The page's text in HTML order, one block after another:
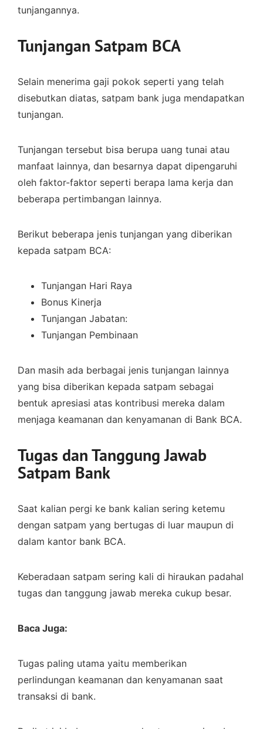
tunjangannya.
Tunjangan Satpam BCA
Selain menerima gaji pokok seperti yang telah
disebutkan diatas, satpam bank juga mendapatkan
tunjangan.
Tunjangan tersebut bisa berupa uang tunai atau
manfaat lainnya, dan besarnya dapat dipengaruhi
oleh faktor-faktor seperti berapa lama kerja dan
beberapa pertimbangan lainnya.
Berikut beberapa jenis tunjangan yang diberikan
kepada satpam BCA:
Tunjangan Hari Raya
Bonus Kinerja
Tunjangan Jabatan:
Tunjangan Pembinaan
Dan masih ada berbagai jenis tunjangan lainnya
yang bisa diberikan kepada satpam sebagai
bentuk apresiasi atas kontribusi mereka dalam
menjaga keamanan dan kenyamanan di Bank BCA.
Tugas dan Tanggung Jawab
Satpam Bank
Saat kalian pergi ke bank kalian sering ketemu
dengan satpam yang bertugas di luar maupun di
dalam kantor bank BCA.
Keberadaan satpam sering kali di hiraukan padahal
tugas dan tanggung jawab mereka cukup besar.
Baca Juga:
Tugas paling utama yaitu memberikan
perlindungan keamanan dan kenyamanan saat
transaksi di bank.